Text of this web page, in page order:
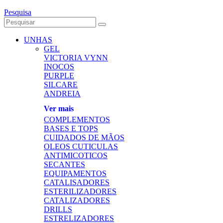
Pesquisa
UNHAS
GEL
VICTORIA VYNN
INOCOS
PURPLE
SILCARE
ANDREIA
Ver mais
COMPLEMENTOS
BASES E TOPS
CUIDADOS DE MÃOS
OLEOS CUTICULAS
ANTIMICOTICOS
SECANTES
EQUIPAMENTOS
CATALISADORES
ESTERILIZADORES
CATALIZADORES
DRILLS
ESTRELIZADORES